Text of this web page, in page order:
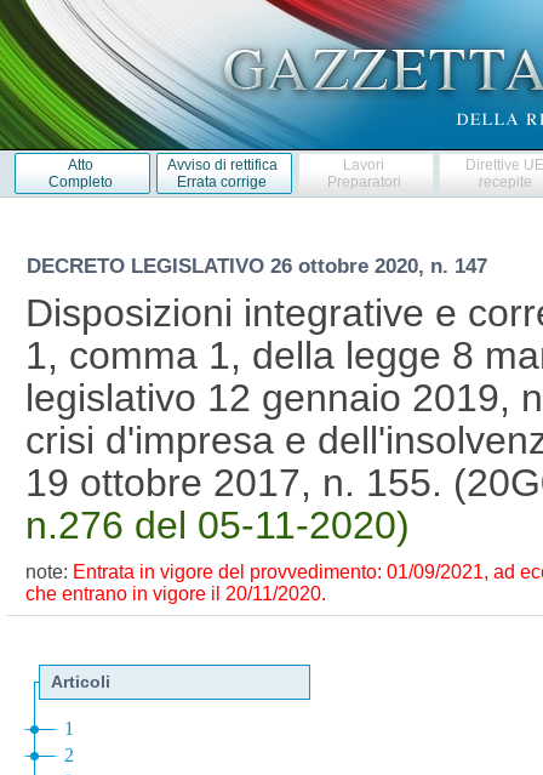
Atto
Completo
Avviso di rettifica
Errata corrige
Lavori
Preparatori
Direttive
recepite
DECRETO LEGISLATIVO 26 ottobre 2020, n. 147
Disposizioni integrative e
1, comma 1, della legge 8
legislativo 12 gennaio 2019,
crisi d'impresa e
19 ottobre 2017, n. 155.
n.276 del 05-11-2020)
note: Entrata in vigore del provvedimento: 01/09/2021, ad
che entrano in vigore il 20/11/2020.